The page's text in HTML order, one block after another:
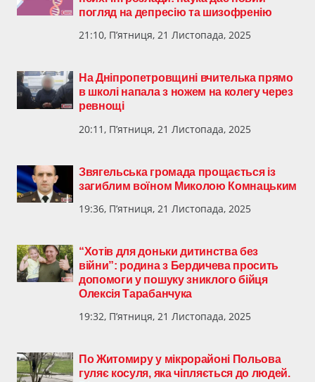
погляд на депресію та шизофренію
21:10, П’ятниця, 21 Листопада, 2025
На Дніпропетровщині вчителька прямо
в школі напала з ножем на колегу через
ревнощі
20:11, П’ятниця, 21 Листопада, 2025
Звягельська громада прощається із
загиблим воїном Миколою Комнацьким
19:36, П’ятниця, 21 Листопада, 2025
“Хотів для доньки дитинства без
війни”: родина з Бердичева просить
допомоги у пошуку зниклого бійця
Олексія Тарабанчука
19:32, П’ятниця, 21 Листопада, 2025
По Житомиру у мікрорайоні Польова
гуляє косуля, яка чіпляється до людей.